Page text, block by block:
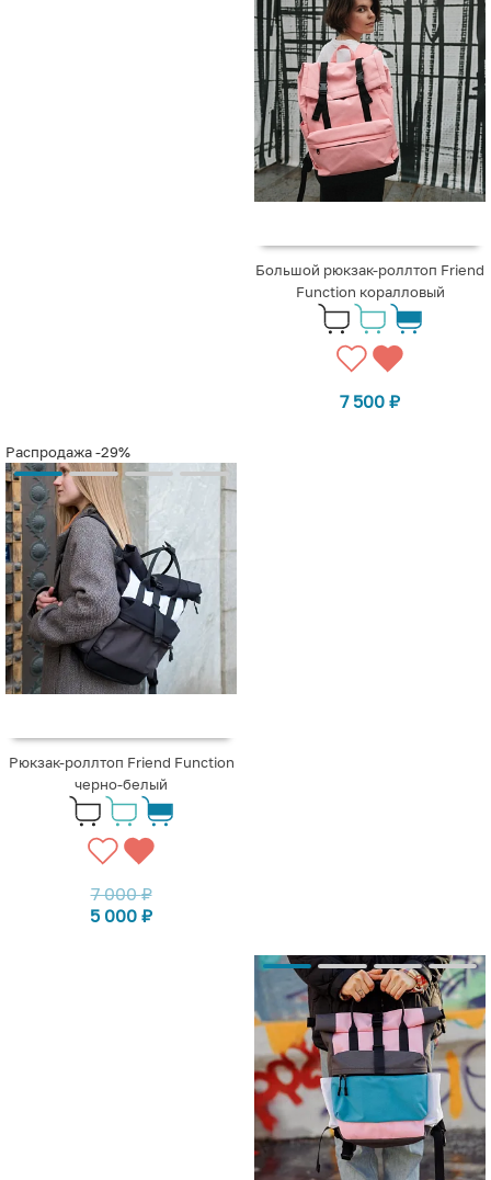
Большой рюкзак-роллтоп Friend
Function коралловый
7 500 ₽
Распродажа-29%
Рюкзак-роллтоп Friend Function
черно-белый
7 000₽
5 000 ₽